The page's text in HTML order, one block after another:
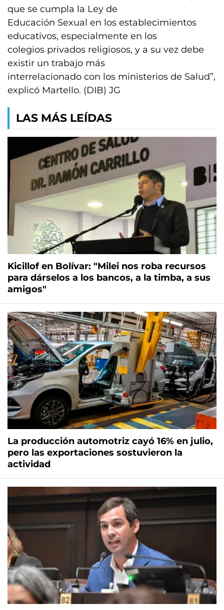
que se cumpla la Ley de
Educación Sexual en los establecimientos
educativos, especialmente en los
colegios privados religiosos, y a su vez debe
existir un trabajo más
interrelacionado con los ministerios de Salud”,
explicó Martello. (DIB) JG
LAS MÁS LEÍDAS
Kicillof en Bolívar: "Milei nos roba recursos
para dárselos a los bancos, a la timba, a sus
amigos"
La producción automotriz cayó 16% en julio,
pero las exportaciones sostuvieron la
actividad